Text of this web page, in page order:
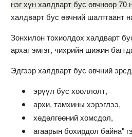
нэг хүн халдварт бус өвчнөөр
халдварт бус өвчний шалтгаант
Зонхилон тохиолдох халдварт
архаг эмгэг, чихрийн шижин
Эдгээр халдварт бус өвчний
эрүүл бус хооллолт,
архи, тамхины хэрэглээ,
хөдөлгөөний хомсдол,
агаарын бохирдол байна"